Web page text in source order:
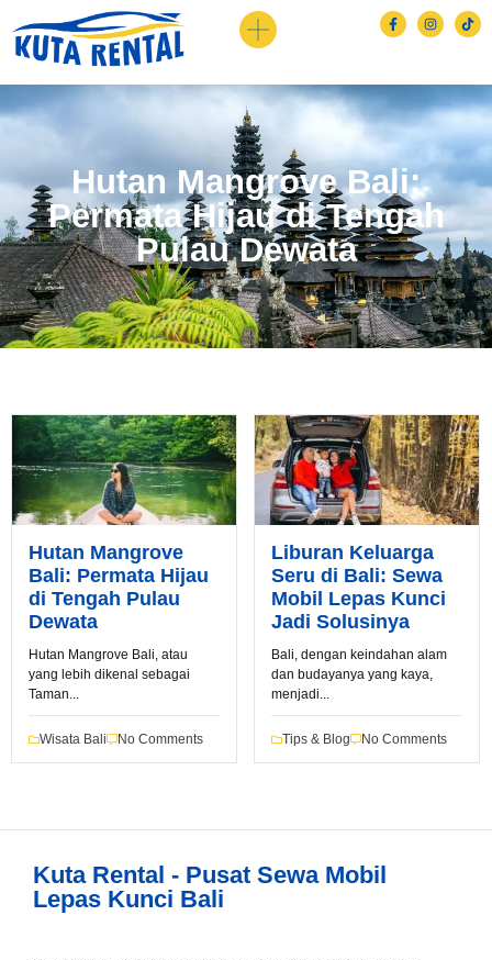
Hutan Mangrove Bali:
Permata Hijau di Tengah
Pulau Dewata
Hutan Mangrove
Bali: Permata Hijau
di Tengah Pulau
Dewata
Hutan Mangrove Bali, atau
yang lebih dikenal sebagai
Taman...
Wisata Bali No Comments
Liburan Keluarga
Seru di Bali: Sewa
Mobil Lepas Kunci
Jadi Solusinya
Bali, dengan keindahan alam
dan budayanya yang kaya,
menjadi...
Tips & Blog No Comments
Kuta Rental - Pusat Sewa Mobil
Lepas Kunci Bali
Book via WhatsApp
Nama*